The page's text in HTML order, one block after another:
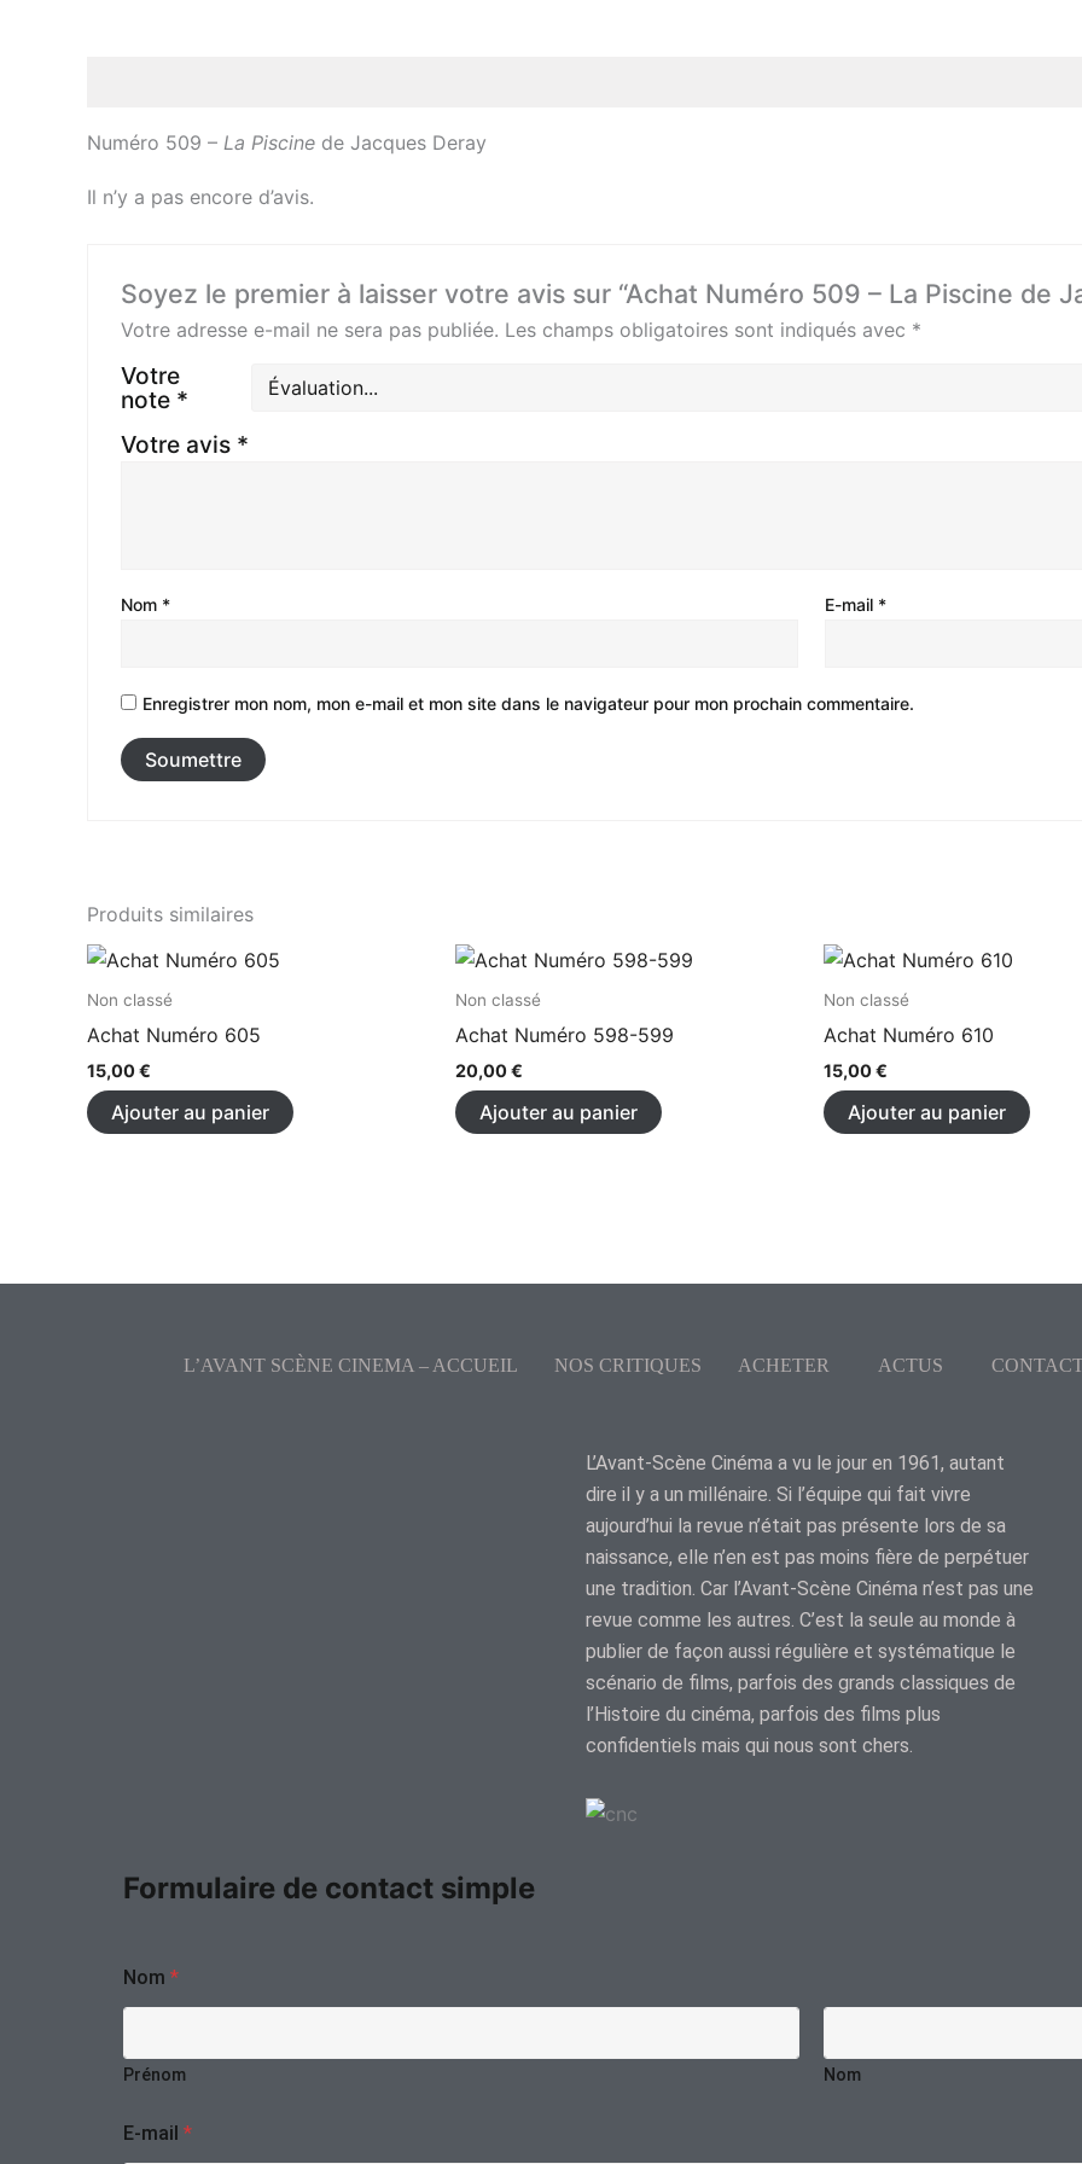
Numéro 509 – La Piscine de Jacques Deray
Il n’y a pas encore d’avis.
Soyez le premier à laisser votre avis sur “Achat Numéro 509 – La Piscine de
Votre adresse e-mail ne sera pas publiée. Les champs obligatoires sont indiqués avec *
Votre
note *
Votre avis *
Nom * E-mail *
Enregistrer mon nom, mon e-mail et mon site dans le navigateur pour mon prochain commentaire.
Produits similaires
Non classé
Achat Numéro 605
15,00€
Ajouter au panier
Non classé
Achat Numéro 598-599
20,00€
Ajouter au panier
Non classé
Achat Numéro 610
15,00€
Ajouter au panier
L’AVANT SCÈNE CINEMA – ACCUEIL NOS CRITIQUES ACHETER ACTUS
L’Avant-Scène Cinéma a vu le jour en 1961, autant
dire il y a un millénaire. Si l’équipe qui fait vivre
aujourd’hui la revue n’était pas présente lors de sa
naissance, elle n’en est pas moins fière de perpétuer
une tradition. Car l’Avant-Scène Cinéma n’est pas une
revue comme les autres. C’est la seule au monde à
publier de façon aussi régulière et systématique le
scénario de films, parfois des grands classiques de
l’Histoire du cinéma, parfois des films plus
confidentiels mais qui nous sont chers.
Formulaire de contact simple
Nom *
Prénom Nom
E-mail *